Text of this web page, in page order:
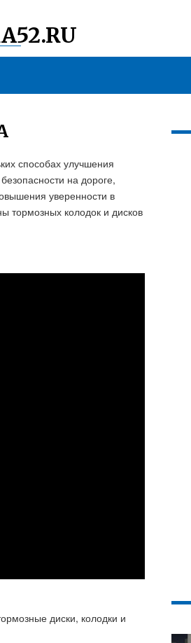
способах улучшения
на дороге,
уверенности в
тормозных колодок и дисков
диски, колодки и